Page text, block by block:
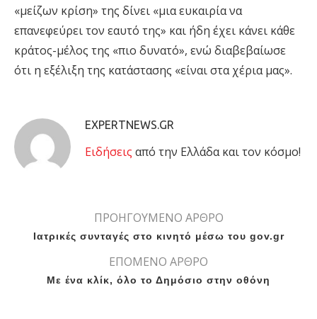
«μείζων κρίση» της δίνει «μια ευκαιρία να
επανεφεύρει τον εαυτό της» και ήδη έχει κάνει κάθε
κράτος-μέλος της «πιο δυνατό», ενώ διαβεβαίωσε
ότι η εξέλιξη της κατάστασης «είναι στα χέρια μας».
EXPERTNEWS.GR
Eιδήσεις από την Ελλάδα και τον κόσμο!
ΠΡΟΗΓΟΥΜΕΝΟ ΑΡΘΡΟ
Ιατρικές συνταγές στο κινητό μέσω του gov.gr
ΕΠΟΜΕΝΟ ΑΡΘΡΟ
Με ένα κλίκ, όλο το Δημόσιο στην οθόνη